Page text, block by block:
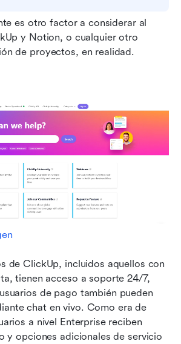
es otro factor a considerar al
y Notion, o cualquier otro
de proyectos, en realidad.
de ClickUp, incluidos aquellos con
tienen acceso a soporte 24/7,
de pago también pueden
chat en vivo. Como era de
a nivel Enterprise reciben
y opciones adicionales de servicio